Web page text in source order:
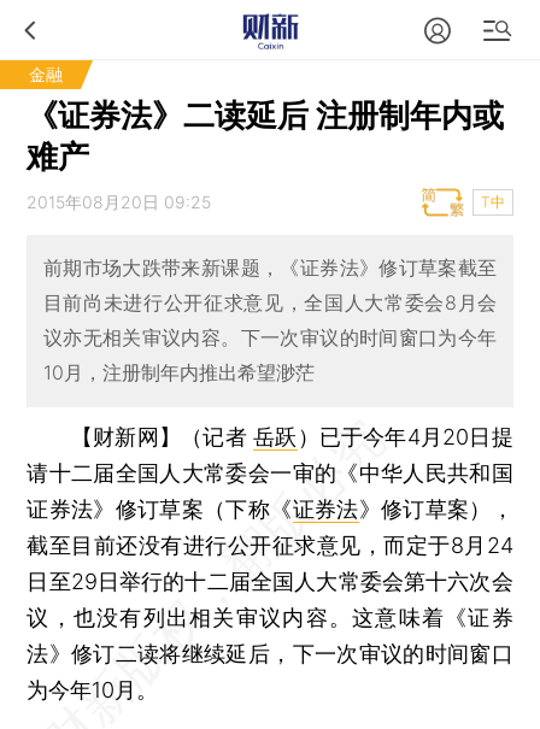
金融
《证券法》二读延后 注册制年内或
难产
2015年08月20日 09:25 T中
前期市场大跌带来新课题，《证券法》修订草案截至
目前尚未进行公开征求意见，全国人大常委会8月会
议亦无相关审议内容。下一次审议的时间窗口为今年
10月，注册制年内推出希望渺茫
【财新网】（记者岳跃 ） 已于今年4月20日提
请十二届全国人大常委会一审的《中华人民共和国
证券法》修订草案（下称《证券法》修订草案），
截至目前还没有进行公开征求意见，而定于8月24
日至29日举行的十二届全国人大常委会第十六次会
议，也没有列出相关审议内容。这意味着《证券
法》修订二读将继续延后，下一次审议的时间窗口
为今年10月。